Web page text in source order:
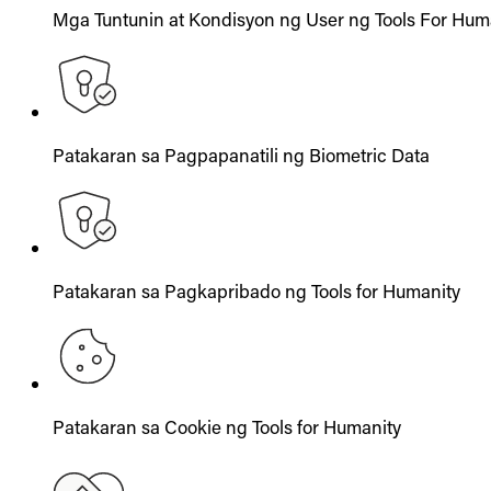
Mga Tuntunin at Kondisyon ng User ng Tools For
Patakaran sa Pagpapanatili ng Biometric Data
Patakaran sa Pagkapribado ng Tools for Humanity
Patakaran sa Cookie ng Tools for Humanity